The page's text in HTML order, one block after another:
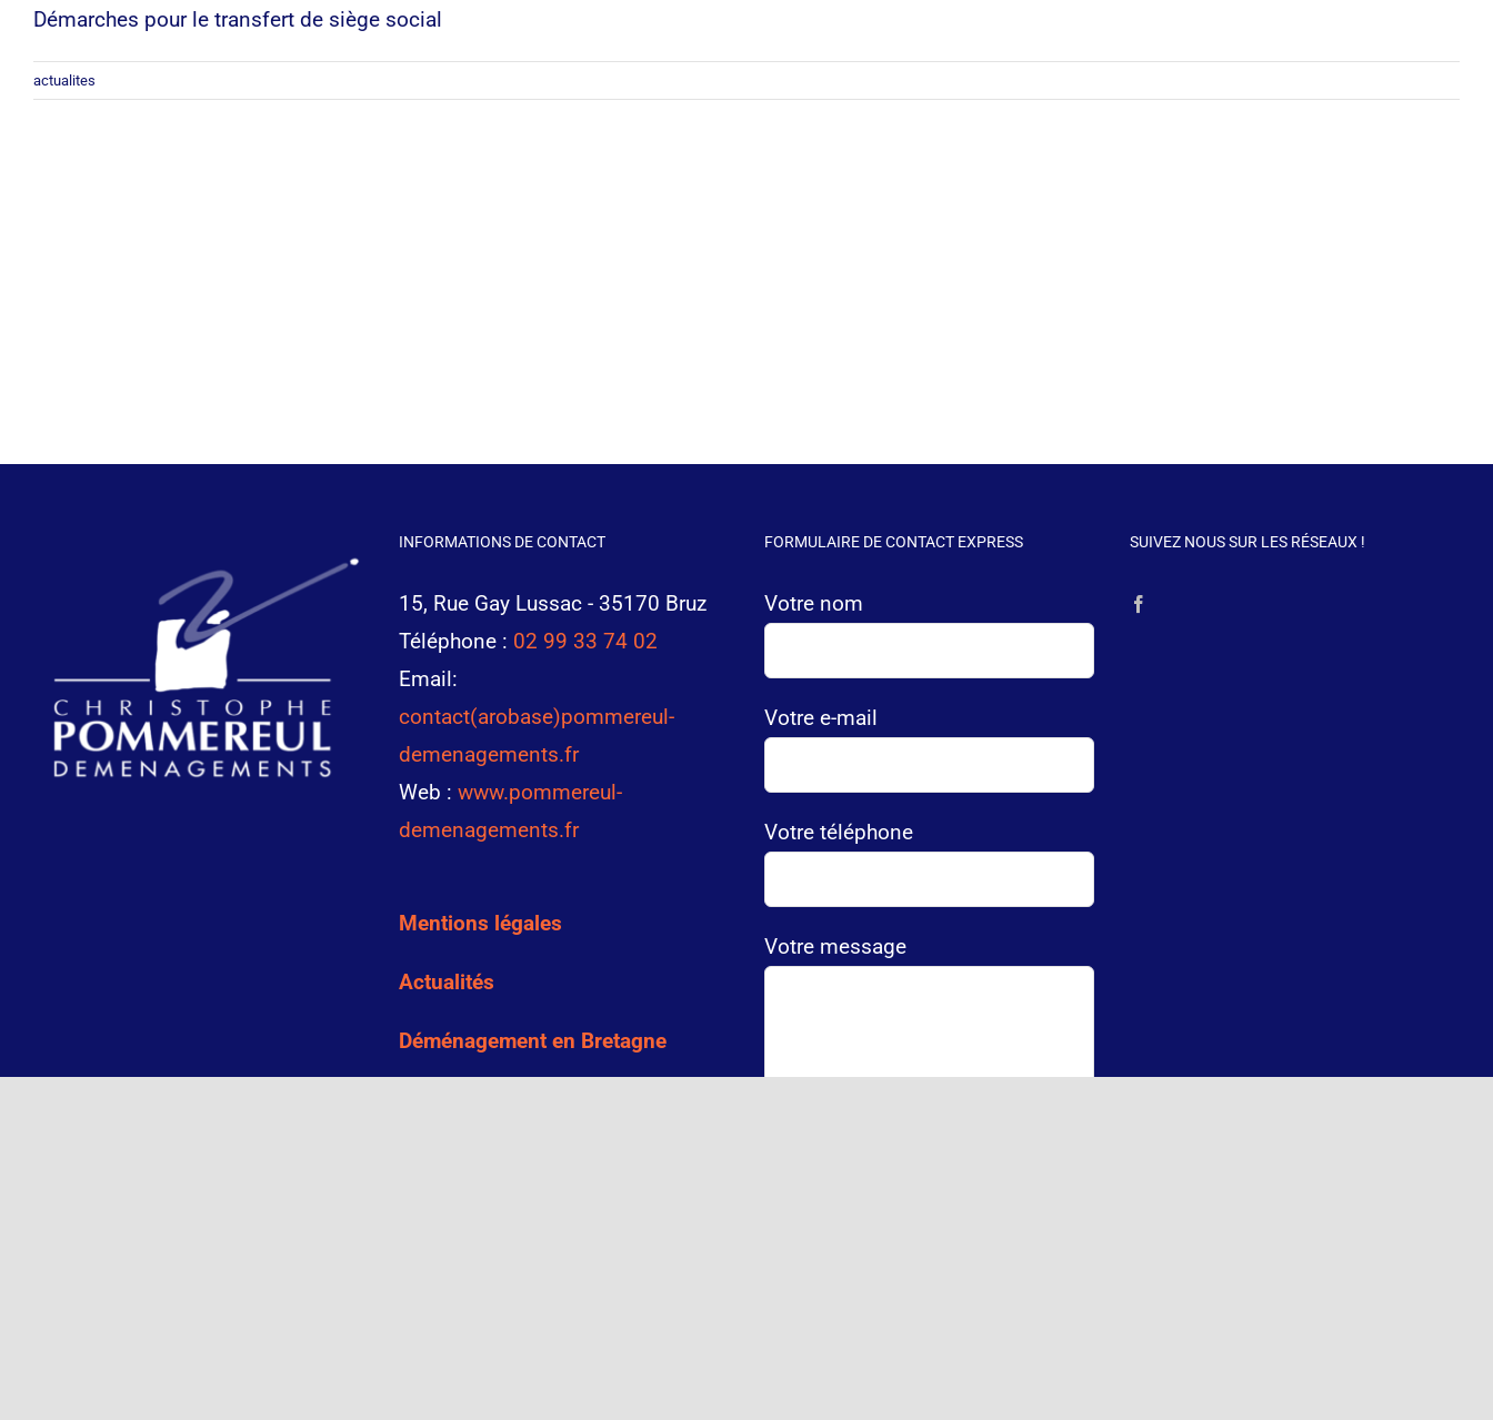
Démarches pour le transfert de siège social
actualites
INFORMATIONS DE CONTACT
15, Rue Gay Lussac - 35170 Bruz
Téléphone : 02 99 33 74 02
Email:
contact(arobase)pommereul-
demenagements.fr
Web : www.pommereul-
demenagements.fr
Mentions légales
Actualités
Déménagement en Bretagne
FORMULAIRE DE CONTACT EXPRESS
Votre nom
Votre e-mail
Votre téléphone
Votre message
SUIVEZ NOUS SUR LES RÉSEAUX !